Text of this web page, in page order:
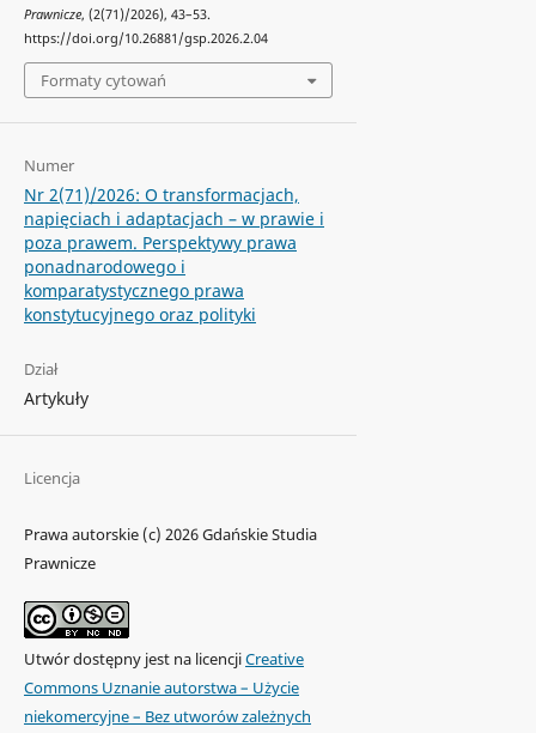
Prawnicze, (2(71)/2026), 43–53.
https://doi.org/10.26881/gsp.2026.2.04
Formaty cytowań
Numer
Nr 2(71)/2026: O transformacjach,
napięciach i adaptacjach – w prawie i
poza prawem. Perspektywy prawa
ponadnarodowego i
komparatystycznego prawa
konstytucyjnego oraz polityki
Dział
Artykuły
Licencja
Prawa autorskie (c) 2026 Gdańskie Studia
Prawnicze
Utwór dostępny jest na licencjiCreative
Commons Uznanie autorstwa – Użycie
niekomercyjne – Bez utworów zależnych